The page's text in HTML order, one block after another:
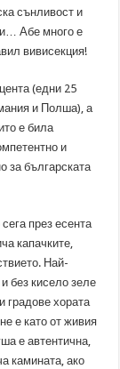
сънливост и
Абе много е
вивисекция!
(едни 25
и Полша), а
е била
и
за българската
през есента
капачките,
Най-
без кисело зеле
градове хората
е като от живия
е автентична,
камината, ако